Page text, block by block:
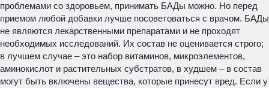
проблемами со здоровьем, принимать БАДы можно. Но перед
приемом любой добавки лучше посоветоваться с врачом. БАДы
не являются лекарственными препаратами и не проходят
необходимых исследований. Их состав не оценивается строго;
в лучшем случае – это набор витаминов, микроэлементов,
аминокислот и растительных субстратов, в худшем – в состав
могут быть включены вещества, которые принесут вред. Если у